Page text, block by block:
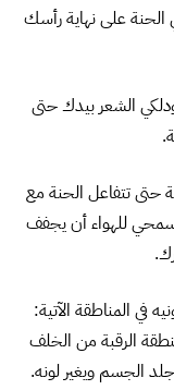
على نهاية رأسك
الشعر بيدك حتى
حتى تتفاعل الحنة مع
للهواء أن يجفف
المناطقة الآتية:
الرقبة من الخلف
الجسم ويغير لونه.